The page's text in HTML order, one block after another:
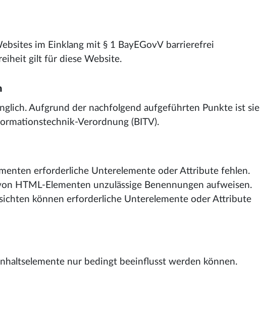
im Einklang mit § 1 BayEGovV barrierefrei
gilt für diese Website.
Aufgrund der nachfolgend aufgeführten Punkte ist sie
Verordnung (BITV).
erforderliche Unterelemente oder Attribute fehlen.
HTML-Elementen unzulässige Benennungen aufweisen.
können erforderliche Unterelemente oder Attribute
nur bedingt beeinflusst werden können.